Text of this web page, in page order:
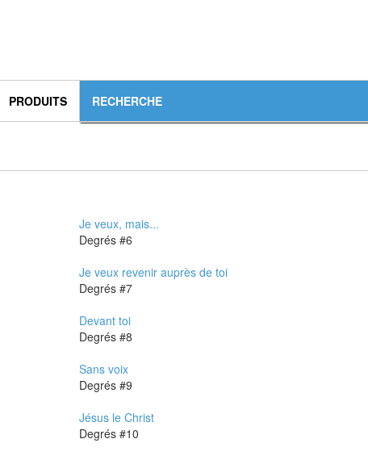
PRODUITS
Je veux, mais...
Degrés #6
Je veux revenir auprès de toi
Degrés #7
Devant toi
Degrés #8
Sans voix
Degrés #9
Jésus le Christ
Degrés #10